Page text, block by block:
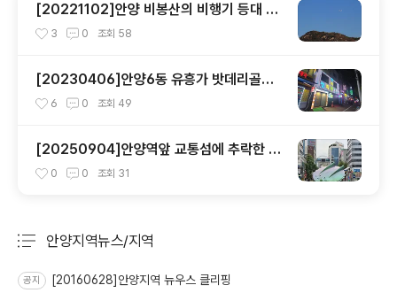
[20221102]안양 비봉산의 비행기 등대 안
양항공무선표지소
3 0 조회 58
[20230406]안양6동 유흥가 밧데리골목
에는 무엇이 있나?
6 0 조회 49
[20250904]안양역앞 교통섬에 추락한 U
FO(작품명 Vitteaux)
0 0 조회 31
안양지역뉴스/지역
공지 [20160628]안양지역 뉴우스 클리핑